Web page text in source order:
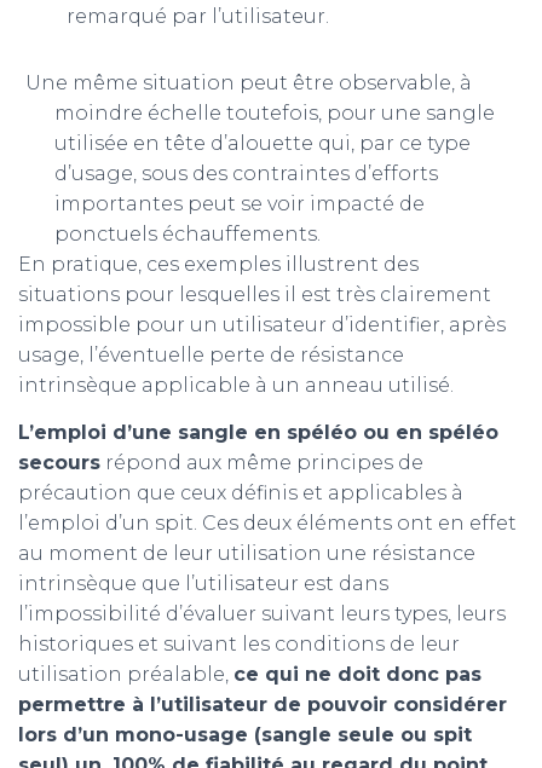
remarqué par l’utilisateur.
Une même situation peut être observable, à
moindre échelle toutefois, pour une sangle
utilisée en tête d’alouette qui, par ce type
d’usage, sous des contraintes d’efforts
importantes peut se voir impacté de
ponctuels échauffements.
En pratique, ces exemples illustrent des
situations pour lesquelles il est très clairement
impossible pour un utilisateur d’identifier, après
usage, l’éventuelle perte de résistance
intrinsèque applicable à un anneau utilisé.
L’emploi d’une sangle en spéléo ou en spéléo
secours répond aux même principes de
précaution que ceux définis et applicables à
l’emploi d’un spit. Ces deux éléments ont en effet
au moment de leur utilisation une résistance
intrinsèque que l’utilisateur est dans
l’impossibilité d’évaluer suivant leurs types, leurs
historiques et suivant les conditions de leur
utilisation préalable, ce qui ne doit donc pas
permettre à l’utilisateur de pouvoir considérer
lors d’un mono-usage (sangle seule ou spit